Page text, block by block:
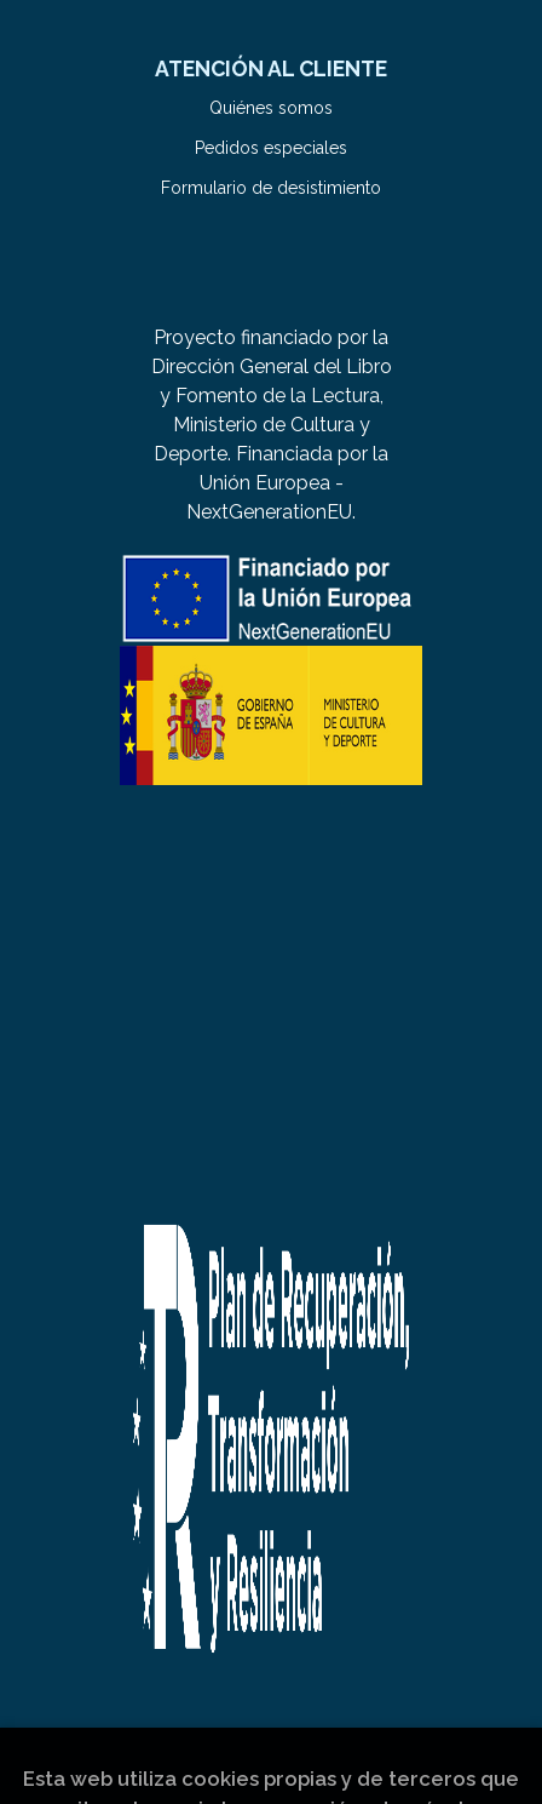
ATENCIÓN AL CLIENTE
Quiénes somos
Pedidos especiales
Formulario de desistimiento
Proyecto financiado por la
Dirección General del Libro
y Fomento de la Lectura,
Ministerio de Cultura y
Deporte. Financiada por la
Unión Europea -
NextGenerationEU.
Esta web utiliza cookies propias y de terceros que